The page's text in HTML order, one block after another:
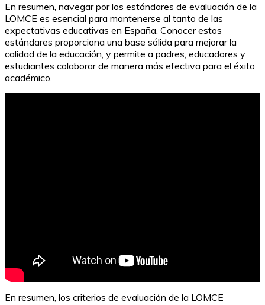
En resumen, navegar por los estándares de evaluación de la
LOMCE es esencial para mantenerse al tanto de las
expectativas educativas en España. Conocer estos
estándares proporciona una base sólida para mejorar la
calidad de la educación, y permite a padres, educadores y
estudiantes colaborar de manera más efectiva para el éxito
académico.
En resumen, los criterios de evaluación de la LOMCE